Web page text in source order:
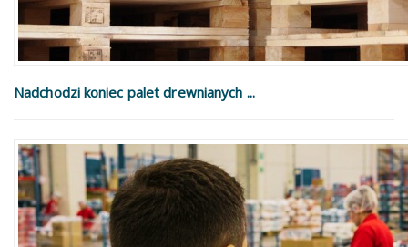
Nadchodzi koniec palet drewnianych ...